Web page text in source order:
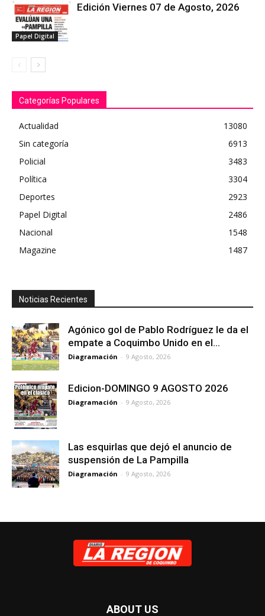
Papel Digital
Edición Viernes 07 de Agosto, 2026
Categorías Populares
Actualidad
13080
Sin categoría
6913
Policial
3483
Política
3304
Deportes
2923
Papel Digital
2486
Nacional
1548
Magazine
1487
Noticias Recientes
Agónico gol de Pablo Rodríguez le da el
empate a Coquimbo Unido en el...
Diagramación - 9 Agosto, 2026
Edicion-DOMINGO 9 AGOSTO 2026
Diagramación - 9 Agosto, 2026
Las esquirlas que dejó el anuncio de
suspensión de La Pampilla
Diagramación - 9 Agosto, 2026
ABOUT US